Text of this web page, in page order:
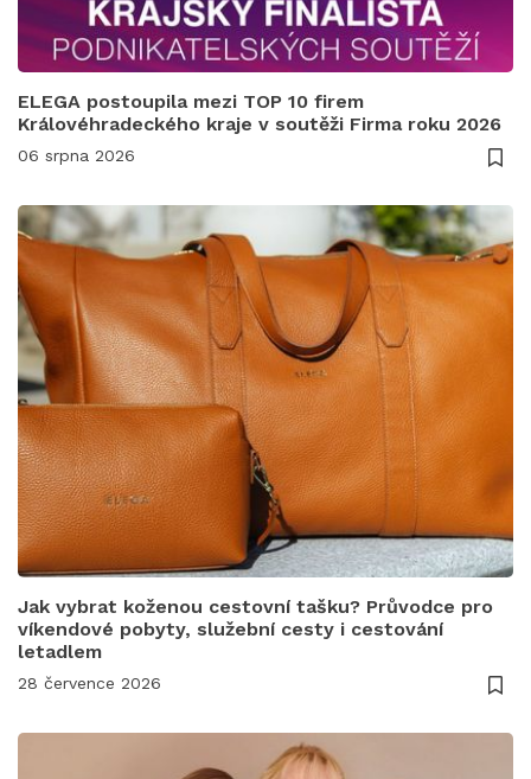
ELEGA postoupila mezi TOP 10 firem
Královéhradeckého kraje v soutěži Firma roku 2026
06 srpna 2026
Jak vybrat koženou cestovní tašku? Průvodce pro
víkendové pobyty, služební cesty i cestování
letadlem
28 července 2026